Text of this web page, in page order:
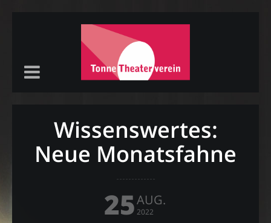
Wissenswertes:
Neue Monatsfahne
25AUG.
2022